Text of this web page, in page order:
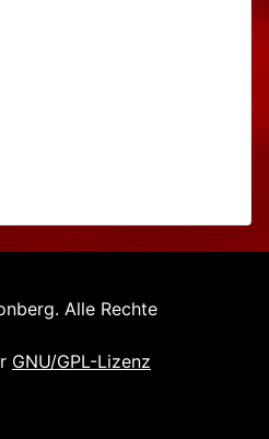
Alle Rechte
GNU/GPL-Lizenz